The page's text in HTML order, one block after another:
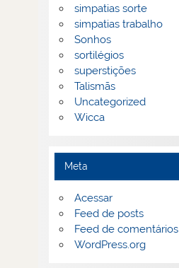
simpatias sorte
simpatias trabalho
Sonhos
sortilégios
superstições
Talismãs
Uncategorized
Wicca
Meta
Acessar
Feed de posts
Feed de comentários
WordPress.org